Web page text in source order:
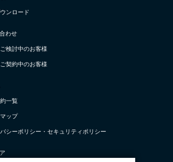
ンロード
わせ
検討中のお客様
契約中のお客様
一覧
ップ
シーポリシー・ セキュリティポリシー